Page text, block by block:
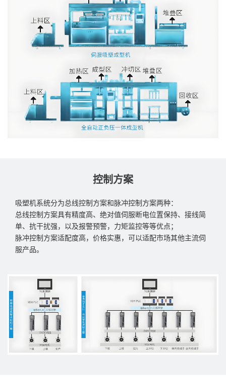
控制方案
吸塑机系统分为总线控制方案和脉冲控制方案两种：
总线控制方案具有精度高、绝对值伺服断电位置保持、接线简
单、抗干扰强，以及报警预警，力矩监控等等优点；
脉冲控制方案适配度高，价格实惠，可以适配市场其他主流伺
服产品。